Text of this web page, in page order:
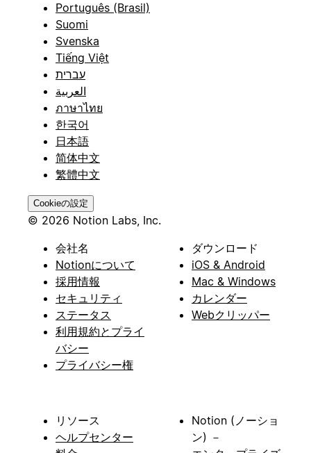
Português (Brasil)
Suomi
Svenska
Tiếng Việt
עברית
العربية
ภาษาไทย
한국어
日本語
简体中文
繁體中文
Cookieの設定
© 2026 Notion Labs, Inc.
会社名
Notionについて
採用情報
セキュリティ
ステータス
利用規約とプライ
バシー
プライバシー権
ダウンロード
iOS & Android
Mac & Windows
カレンダー
Webクリッパー
リソース
ヘルプセンター
Notion (ノーショ
ン) －